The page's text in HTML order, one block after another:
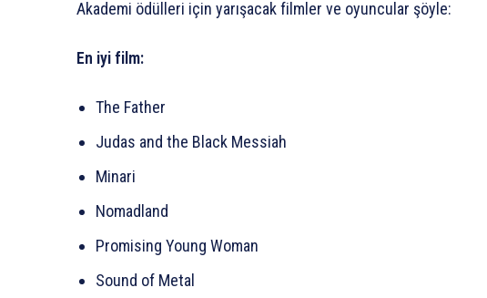
Akademi ödülleri için yarışacak filmler ve oyuncular şöyle:
En iyi film:
The Father
Judas and the Black Messiah
Minari
Nomadland
Promising Young Woman
Sound of Metal